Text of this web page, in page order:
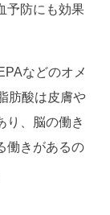
予防にも効果
などのオメ
肪酸は皮膚や
り、脳の働き
働きがあるの